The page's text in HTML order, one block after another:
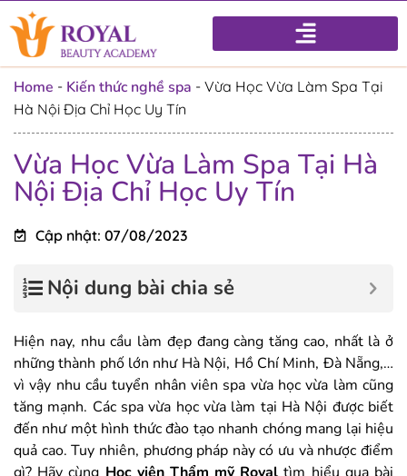
Home - Kiến thức nghề spa - Vừa Học Vừa Làm Spa Tại
Hà Nội Địa Chỉ Học Uy Tín
Vừa Học Vừa Làm Spa Tại Hà
Nội Địa Chỉ Học Uy Tín
Cập nhật: 07/08/2023
Nội dung bài chia sẻ
Hiện nay, nhu cầu làm đẹp đang càng tăng cao, nhất là ở
những thành phố lớn như Hà Nội, Hồ Chí Minh, Đà Nẵng,…
vì vậy nhu cầu tuyển nhân viên spa vừa học vừa làm cũng
tăng mạnh. Các spa vừa học vừa làm tại Hà Nội được biết
đến như một hình thức đào tạo nhanh chóng mang lại hiệu
quả cao. Tuy nhiên, phương pháp này có ưu và nhược điểm